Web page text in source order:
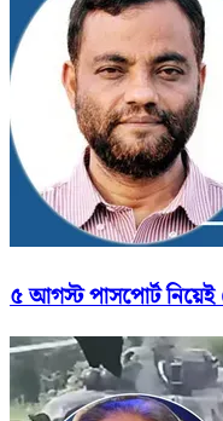
৫ আগস্ট পাসপোর্ট নিয়েই